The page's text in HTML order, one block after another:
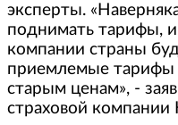
эксперты.
поднимать тарифы,
компании страны
приемлемые тарифы
старым ценам», -
страховой компании